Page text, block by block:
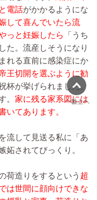
電話がかかるようにな
して喜んでいたら流
っと妊娠したら
「うち
た。流産しそうになり
れる直前に感染症にか
王切開を選ぶように勧
杯が挙げられました。
。 家に残る家系図には
いてあります。
流して見送る私に「あ
妬されてびっくり。
荷造りをするという 超
は世間に顔向けできな